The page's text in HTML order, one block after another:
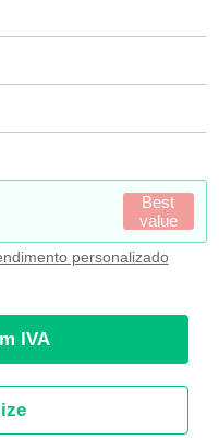
Best
value
personalizado
IVA